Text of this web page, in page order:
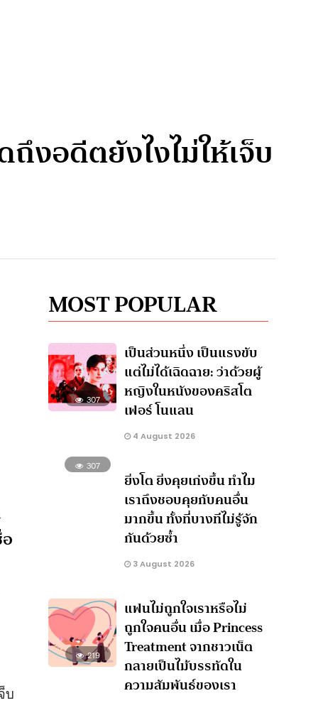
ถึงอดีตยังไงไม่ให้เจ็บ
บ
MOST POPULAR
307
เป็นส่วนหนึ่ง เป็นแรงขับ
แต่ไม่ได้เฉิดฉาย: ว่าด้วยผู้
หญิงในหนังของคริสโต
เฟอร์ โนแลน
4 August 2026
307
ยิ่งโต ยิ่งคุยเก่งขึ้น ทำไม
เราถึงชอบคุยกับคนอื่น
มากขึ้น ทั้งที่บางทีไม่รู้จัก
กันด้วยซ้ำ
3 August 2026
219
แฟนไม่ถูกใจเราหรือไม่
ถูกใจคนอื่น เมื่อ Princess
Treatment จากชาวเน็ต
กลายเป็นไม้บรรทัดใน
ความสัมพันธ์ของเรา